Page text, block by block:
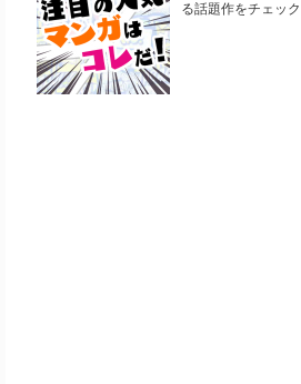
る話題作をチェッ